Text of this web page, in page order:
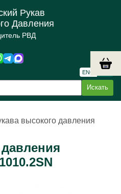
Рукав
Давления
РВД
ENG
высокого давления